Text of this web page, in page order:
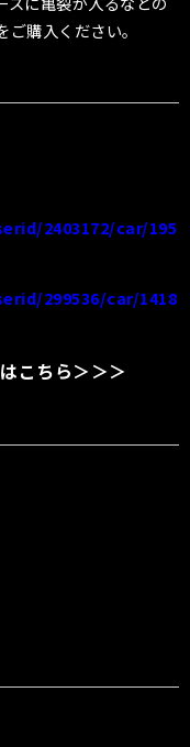
購入ください。
2403172/car/195
299536/car/1418
こちら＞＞＞